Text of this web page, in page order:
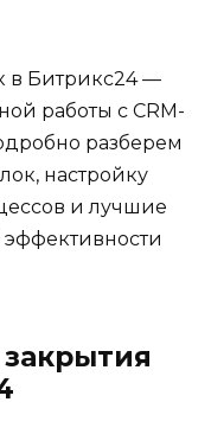
в Битрикс24 —
работы с CRM-
разберем
настройку
и лучшие